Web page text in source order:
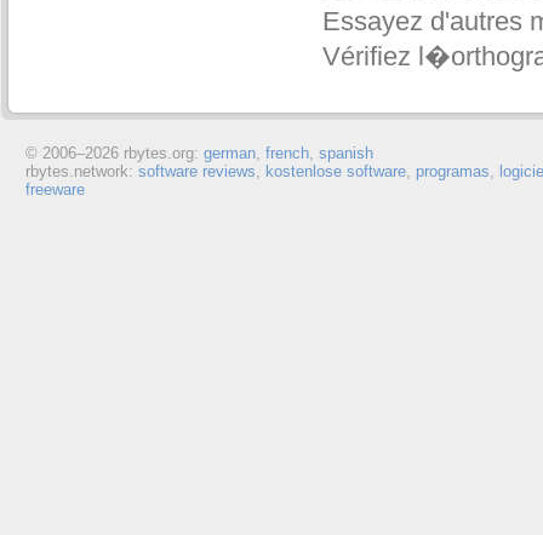
Essayez d'autres
Vérifiez
© 2006–2026 rbytes.org: german, french, spanish
rbytes.network: software reviews, kostenlose software, programas,
freeware